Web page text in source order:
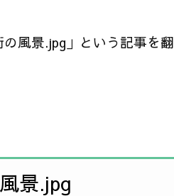
風景.jpg」という記事を翻
景.jpg